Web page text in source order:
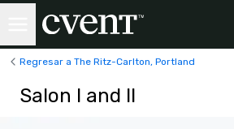
Regresar a The Ritz-Carlton, Portland
Salon I and II